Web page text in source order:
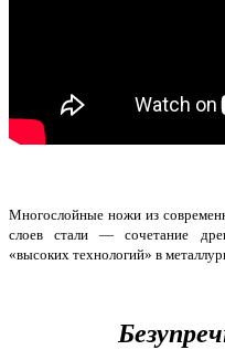
Многослойные ножи из
слоев стали — сочетание
«высоких технологий» в